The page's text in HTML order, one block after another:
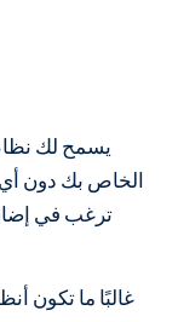
يسمح لك
الخاص بك دون
ترغب في